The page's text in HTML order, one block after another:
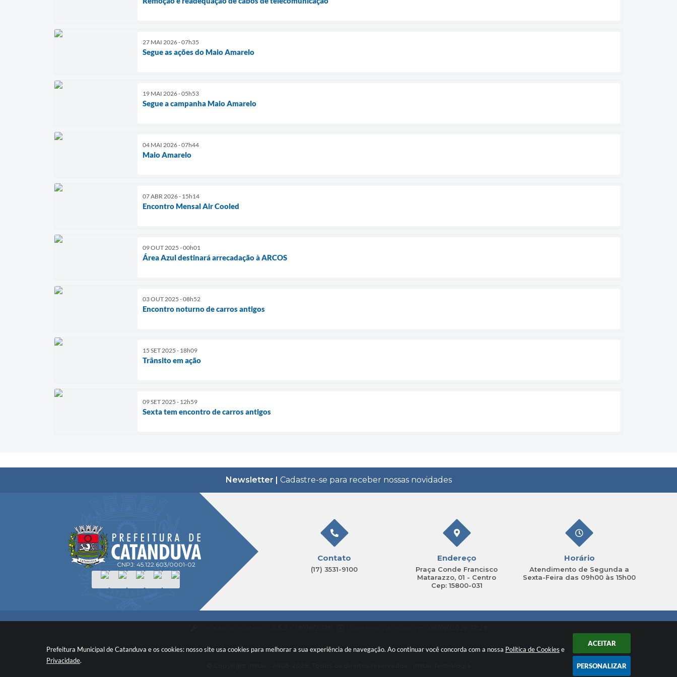
Prefeitura Municipal de Catanduva e os cookies: nosso site usa cookies para melhorar a sua experiência de navegação. Ao continuar você concorda com a nossa Política de Cookies e
Privacidade.
ACEITAR
PERSONALIZAR
27 MAI 2026 - 07h35
Segue as ações do Maio Amarelo
19 MAI 2026 - 05h53
Segue a campanha Maio Amarelo
04 MAI 2026 - 07h44
Maio Amarelo
07 ABR 2026 - 15h14
Encontro Mensal Air Cooled
09 OUT 2025 - 00h01
Área Azul destinará arrecadação à ARCOS
03 OUT 2025 - 08h52
Encontro noturno de carros antigos
15 SET 2025 - 18h09
Trânsito em ação
09 SET 2025 - 12h59
Sexta tem encontro de carros antigos
Newsletter | Cadastre-se para receber nossas novidades
CNPJ: 45.122.603/0001-02
Contato
(17) 3531-9100
Endereço
Praça Conde Francisco
Matarazzo, 01 - Centro
Cep: 15800-031
Horário
Atendimento de Segunda a
Sexta-Feira das 09h00 às 15h00